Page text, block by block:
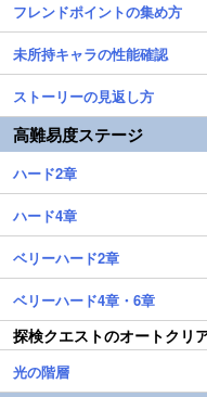
フレンドポイントの集め方
未所持キャラの性能確認
ストーリーの見返し方
高難易度ステージ
ハード2章
ハード4章
ベリーハード2章
ベリーハード4章・6章
探検クエストのオートクリ
光の階層